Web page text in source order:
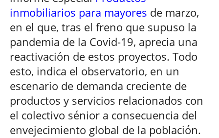
inmobiliarios para mayores de marzo,
en el que, tras el freno que supuso la
pandemia de la Covid-19, aprecia una
reactivación de estos proyectos. Todo
esto, indica el observatorio, en un
escenario de demanda creciente de
productos y servicios relacionados con
el colectivo sénior a consecuencia del
envejecimiento global de la población.